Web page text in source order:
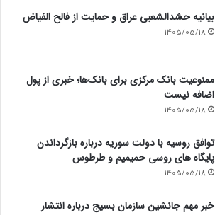
بیانیه حشدالشعبی عراق و حمایت از فالح الفیاض
1405/05/18
ممنوعیت بانک مرکزی برای بانک‌ها؛ خبری از پول
اضافه نیست
1405/05/18
توافق روسیه با دولت سوریه درباره بازگرداندن
پایگاه های روسی حمیمیم و طرطوس
1405/05/18
خبر مهم جانشین سازمان بسیج درباره انتشار